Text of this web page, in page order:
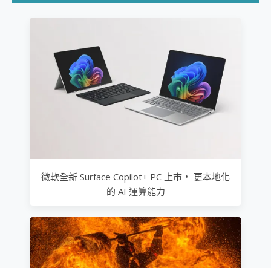
微軟全新 Surface Copilot+ PC 上市， 更本地化
的 AI 運算能力